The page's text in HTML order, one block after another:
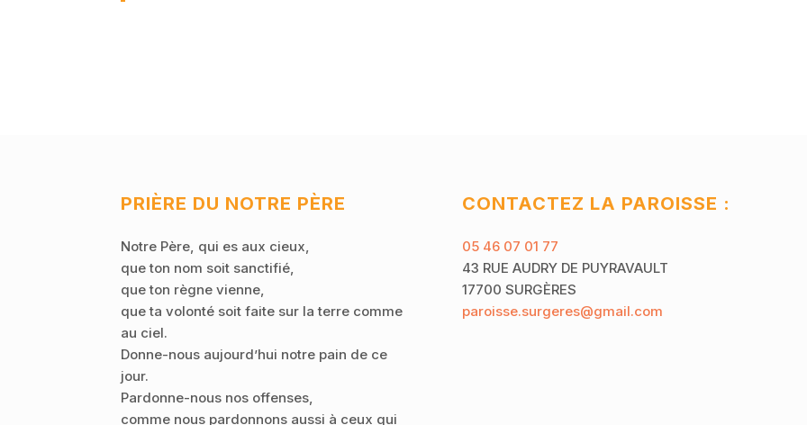
PRIÈRE DU NOTRE PÈRE
Notre Père, qui es aux cieux,
que ton nom soit sanctifié,
que ton règne vienne,
que ta volonté soit faite sur la terre comme
au ciel.
Donne-nous aujourd’hui notre pain de ce
jour.
Pardonne-nous nos offenses,
comme nous pardonnons aussi à ceux qui
CONTACTEZ LA PAROISSE :
05 46 07 01 77
43 RUE AUDRY DE PUYRAVAULT
17700 SURGÈRES
paroisse.surgeres@gmail.com